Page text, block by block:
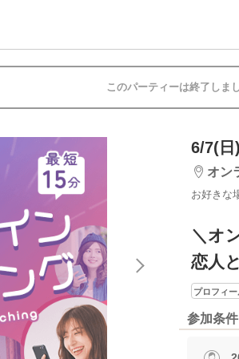
このパーティーは終了しま
6/7(
オン
お好きな
＼オ
恋人
プロフィ
参加条件